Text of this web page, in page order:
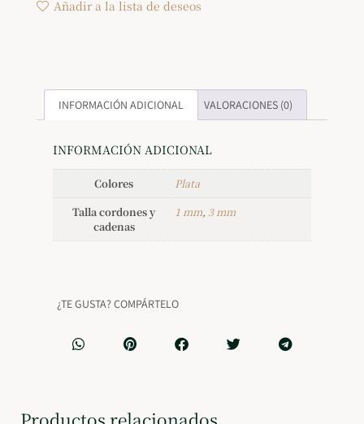
Añadir a la lista de deseos
INFORMACIÓN ADICIONAL VALORACIONES (0)
INFORMACIÓN ADICIONAL
Colores
Plata
Talla cordones y
cadenas
1 mm, 3 mm
¿TE GUSTA? COMPÁRTELO